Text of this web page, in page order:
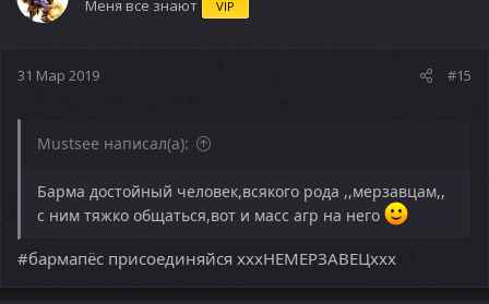
Меня все знают VIP
31 Мар 2019 #15
Mustsee написал(а):
Барма достойный человек,всякого рода ,,мерзавцам,,
с ним тяжко общаться,вот и масс агр на него
#бармапёс присоединяйся хххНЕМЕРЗАВЕЦххх